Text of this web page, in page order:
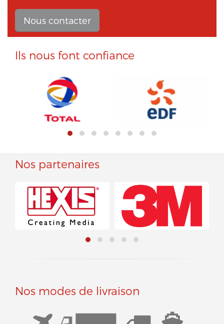
Nous contacter
Ils nous font confiance
Nos partenaires
Nos modes de livraison